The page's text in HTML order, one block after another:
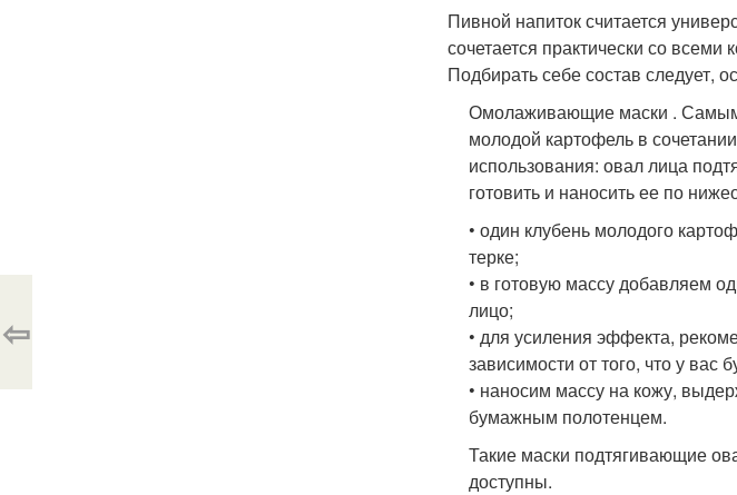
Пивной напиток считается
сочетается практически со
Подбирать себе состав следует,
Омолаживающие маски . Самым
молодой картофель в
использования: овал лица
готовить и наносить ее по
• один клубень молодого
терке;
• в готовую массу добавляем
лицо;
• для усиления эффекта,
зависимости от того, что у вас
• наносим массу на кожу,
бумажным полотенцем.
Такие маски подтягивающие
доступны.
⇦